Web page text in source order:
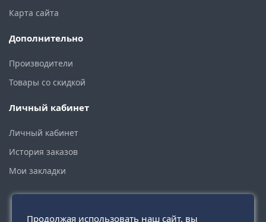
Карта сайта
Дополнительно
Производители
Товары со скидкой
Личный кабинет
Личный кабинет
История заказов
Мои закладки
Продолжая использовать наш сайт, вы